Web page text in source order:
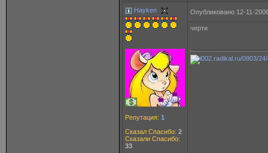
Hayken
Репутация: 1
Сказал Спасибо: 2
Сказали Спасибо:
33
Опубликовано 12-11-
черти